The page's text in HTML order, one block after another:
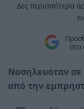
Δες περισσότερα
στα
Nοσηλευόταν
από την